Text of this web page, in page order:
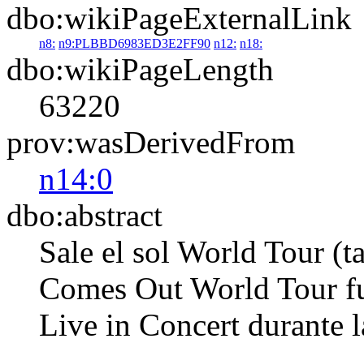
dbo:wikiPageExternalLink
n8: n9:PLBBD6983ED3E2FF90 n12: n18:
dbo:wikiPageLength
63220
prov:wasDerivedFrom
n14:0
dbo:abstract
Sale el sol World Tour
Comes Out World Tour
Live in Concert durante